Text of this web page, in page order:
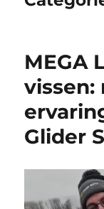
MEGA
Glider